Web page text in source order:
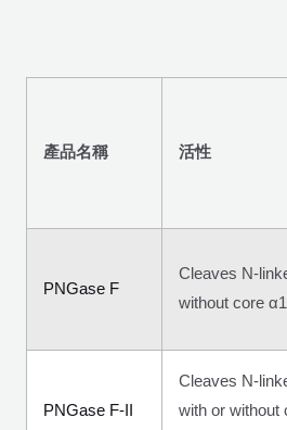
產品名稱 活性
PNGase F
Cleaves N-
without core
PNGase F-II
Cleaves N-
with or without